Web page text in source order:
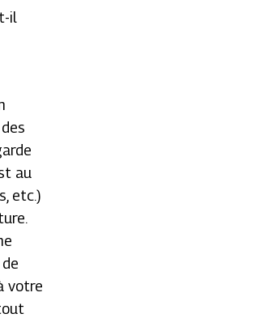
il
au
etc.)
votre